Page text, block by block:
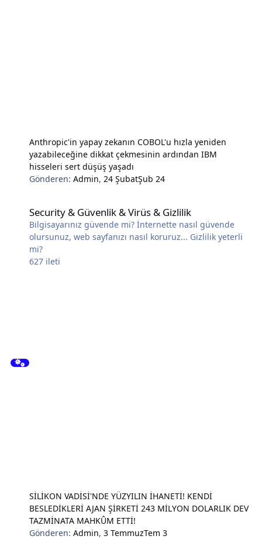
Anthropic'in yapay zekanın COBOL'u hızla yeniden
yazabileceğine dikkat çekmesinin ardından IBM
hisseleri sert düşüş yaşadı
Gönderen:Admin, 24 ŞubatŞub 24
Security & Güvenlik & Virüs & Gizlilik
Bilgisayarınız güvende mi? İnternette nasıl güvende
olursunuz, web sayfanızı nasıl koruruz... Gizlilik yeterli
mi?
627 ileti
SİLİKON VADİSİ'NDE YÜZYILIN İHANETİ! KENDİ
BESLEDİKLERİ AJAN ŞİRKETİ 243 MİLYON DOLARLIK DEV
TAZMİNATA MAHKÛM ETTİ!
Gönderen:Admin,3 TemmuzTem 3